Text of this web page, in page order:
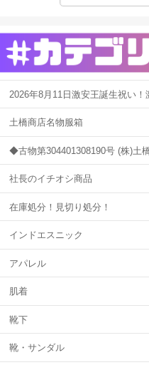
2026年8月11日激安王誕生祝い！
土橋商店名物服箱
◆古物第304401308190号 (株)土
社長のイチオシ商品
在庫処分！見切り処分！
インドエスニック
アパレル
肌着
靴下
靴・サンダル